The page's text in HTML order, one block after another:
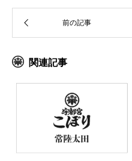
関連記事